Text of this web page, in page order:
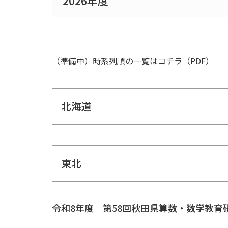
（準備中）時系列順の一覧はコチラ（PDF）
北海道
東北
令和8年度 第58回秋田県算数・数学教育